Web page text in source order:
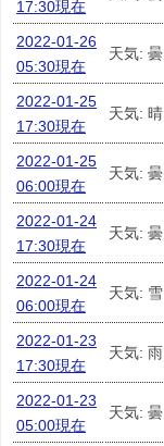
17:30現在
2022-01-26
05:30現在
天気: 曇
2022-01-25
17:30現在
天気: 晴
2022-01-25
06:00現在
天気: 曇
2022-01-24
17:30現在
天気: 曇
2022-01-24
06:00現在
天気: 雪
2022-01-23
17:30現在
天気: 雨
2022-01-23
05:00現在
天気: 曇